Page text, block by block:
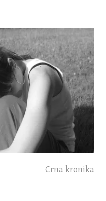
Crna kronika